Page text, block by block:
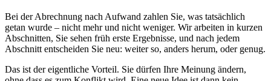
Bei der Abrechnung nach Aufwand zahlen Sie, was tatsächlich
getan wurde – nicht mehr und nicht weniger. Wir arbeiten in kurzen
Abschnitten, Sie sehen früh erste Ergebnisse, und nach jedem
Abschnitt entscheiden Sie neu: weiter so, anders herum, oder genug.
Das ist der eigentliche Vorteil. Sie dürfen Ihre Meinung ändern,